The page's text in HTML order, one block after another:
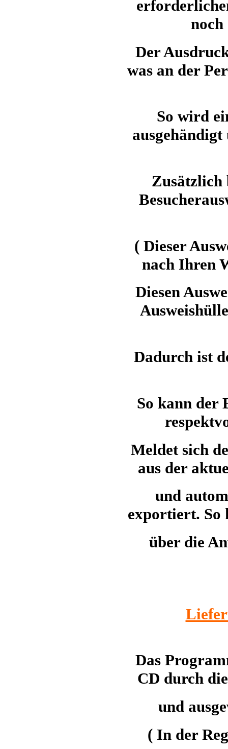
noch
Der
was an der
So wird
Zusätzlich
( Dieser
nach Ihren
Diesen
Dadurch ist
So kann der
Meldet sich
aus der
und
exportiert. So
über die
Das
CD durch
und
( In der